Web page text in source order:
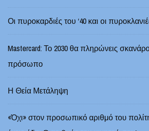
Οι πυροκαρδιές του ‘40 και οι
Mastercard: Το 2030 θα πληρώνεις
πρόσωπο
Η Θεία Μετάληψη
«Όχι» στον προσωπικό αριθμό του